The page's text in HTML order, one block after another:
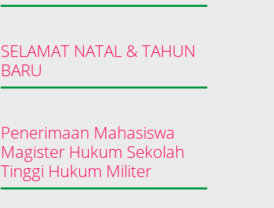
SELAMAT NATAL & TAHUN
BARU
Penerimaan Mahasiswa
Magister Hukum Sekolah
Tinggi Hukum Militer